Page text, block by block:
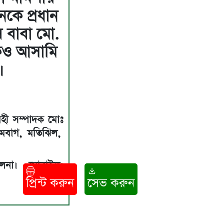
প্রধান
মো.
আসামি
সম্পাদক মোঃ
মতিঝিল,
মোবাইল:
প্রিন্ট করুন সেভ করুন